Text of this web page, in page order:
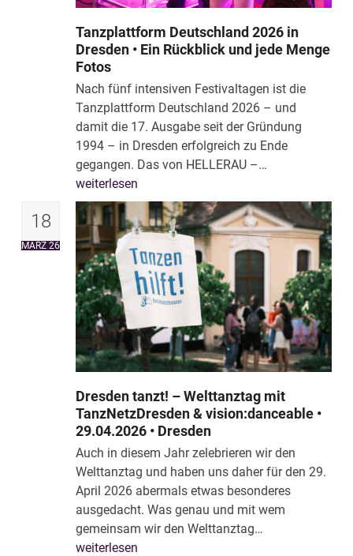
Tanzplattform Deutschland 2026 in
Dresden • Ein Rückblick und jede Menge
Fotos
Nach fünf intensiven Festivaltagen ist die
Tanzplattform Deutschland 2026 – und
damit die 17. Ausgabe seit der Gründung
1994 – in Dresden erfolgreich zu Ende
gegangen. Das von HELLERAU –…
weiterlesen
18
MÄRZ 26
Dresden tanzt! – Welttanztag mit
TanzNetzDresden & vision:danceable •
29.04.2026 • Dresden
Auch in diesem Jahr zelebrieren wir den
Welttanztag und haben uns daher für den 29.
April 2026 abermals etwas besonderes
ausgedacht. Was genau und mit wem
gemeinsam wir den Welttanztag…
weiterlesen